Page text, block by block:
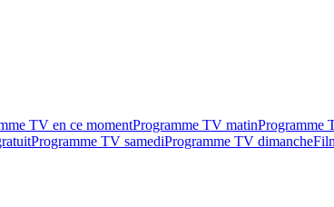
TV en ce momentProgramme TV matinProgramme
Programme TV samediProgramme TV dimanche